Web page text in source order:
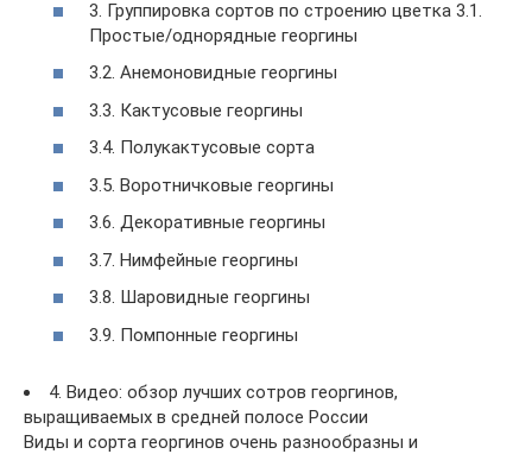
3. Группировка сортов по строению цветка 3.1.
Простые/однорядные георгины
3.2. Анемоновидные георгины
3.3. Кактусовые георгины
3.4. Полукактусовые сорта
3.5. Воротничковые георгины
3.6. Декоративные георгины
3.7. Нимфейные георгины
3.8. Шаровидные георгины
3.9. Помпонные георгины
4. Видео: обзор лучших сотров георгинов,
выращиваемых в средней полосе России
Виды и сорта георгинов очень разнообразны и